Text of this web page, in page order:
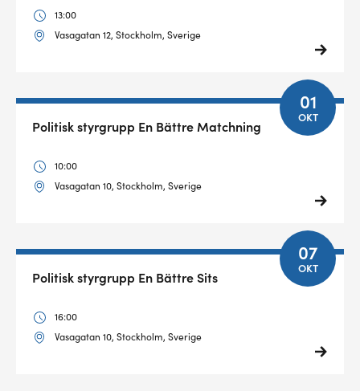
13:00
Vasagatan 12, Stockholm, Sverige
01
OKT
Politisk styrgrupp En Bättre Matchning
10:00
Vasagatan 10, Stockholm, Sverige
07
OKT
Politisk styrgrupp En Bättre Sits
16:00
Vasagatan 10, Stockholm, Sverige